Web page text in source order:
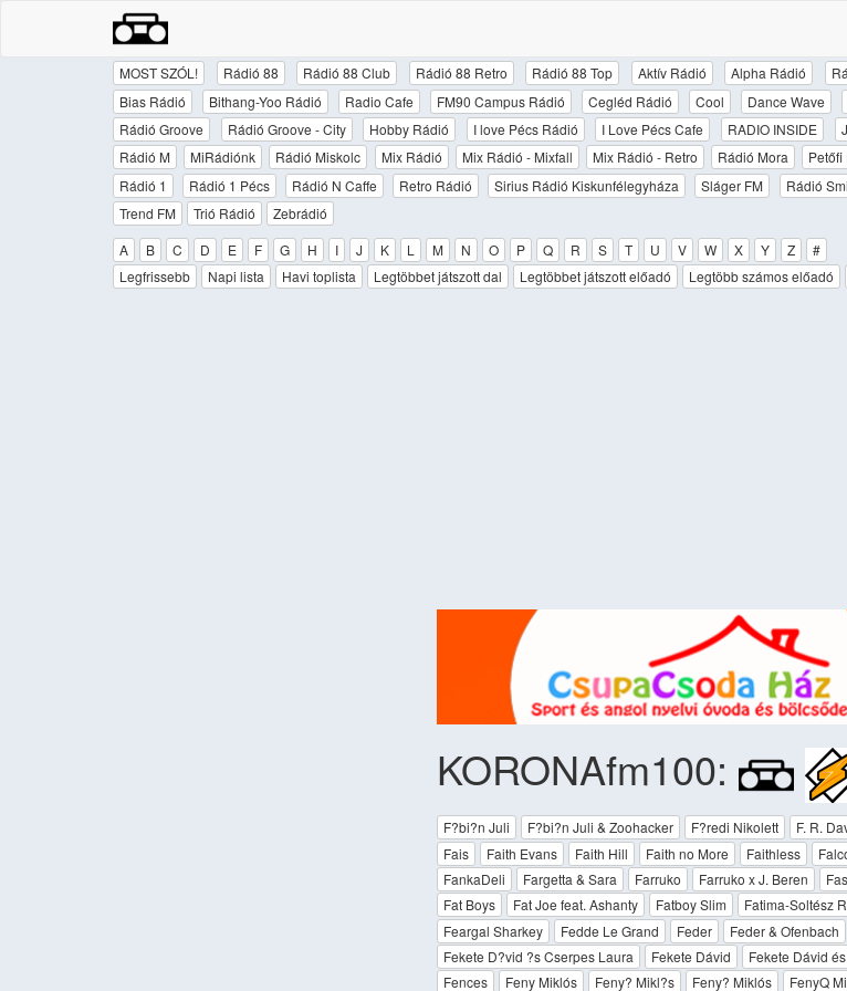
MOST SZÓL! Rádió 88 Rádió 88 Club Rádió 88 Retro Rádió 88 Top Aktív Rádió Alpha Rádió
Bias Rádió
Bithang-Yoo Rádió Radio Cafe FM90 Campus Rádió Cegléd Rádió Cool Dance Wave
Rádió Groove
Rádió Groove - City Hobby Rádió I love Pécs Rádió I Love Pécs Cafe RADIO INSIDE
Rádió M
MiRádiónk Rádió Miskolc Mix Rádió Mix Rádió - Mixfall Mix Rádió - Retro Rádió Mora Petőfi
Rádió 1
Rádió 1 Pécs Rádió N Caffe Retro Rádió Sirius Rádió Kiskunfélegyháza Sláger FM Rádió
Trend FM
Trió Rádió
Zebrádió
A
B C D E F G H I J K L M N O P Q R S T U V W X Y Z
#
Legfrissebb
Napi lista Havi toplista Legtöbbet játszott dal Legtöbbet játszott előadó Legtöbb számos előadó
KORONAfm100:
F?bi?n Juli F?bi?n Juli & Zoohacker F?redi Nikolett F. R.
Fais
Faith Evans Faith Hill Faith no More Faithless
FankaDeli
Fargetta & Sara Farruko Farruko x J. Beren
Fat Boys
Fat Joe feat. Ashanty Fatboy Slim Fatima-Soltész
Feargal Sharkey
Fedde Le Grand Feder Feder & Ofenbach
Fekete D?vid ?s Cserpes Laura
Fekete Dávid Fekete Dávid
Fences
Feny Miklós Feny? Mikl?s Feny? Miklós FenyQ